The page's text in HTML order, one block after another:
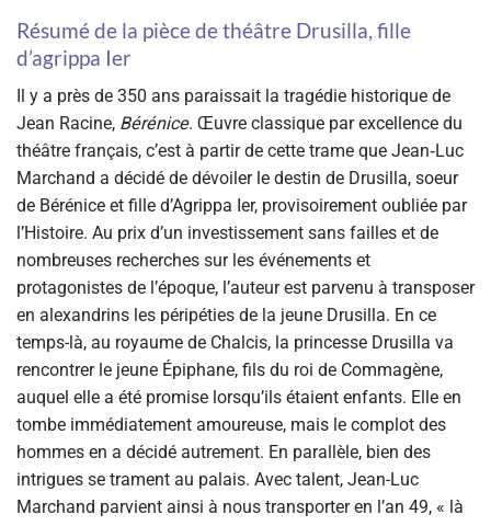
Résumé de la pièce de théâtre Drusilla, fille
d’agrippa Ier
Il y a près de 350 ans paraissait la tragédie historique de
Jean Racine, Bérénice. Œuvre classique par excellence du
théâtre français, c’est à partir de cette trame que Jean‑Luc
Marchand a décidé de dévoiler le destin de Drusilla, soeur
de Bérénice et fille d’Agrippa Ier, provisoirement oubliée par
l’Histoire. Au prix d’un investissement sans failles et de
nombreuses recherches sur les événements et
protagonistes de l’époque, l’auteur est parvenu à transposer
en alexandrins les péripéties de la jeune Drusilla. En ce
temps-là, au royaume de Chalcis, la princesse Drusilla va
rencontrer le jeune Épiphane, fils du roi de Commagène,
auquel elle a été promise lorsqu’ils étaient enfants. Elle en
tombe immédiatement amoureuse, mais le complot des
hommes en a décidé autrement. En parallèle, bien des
intrigues se trament au palais. Avec talent, Jean-Luc
Marchand parvient ainsi à nous transporter en l’an 49, « là